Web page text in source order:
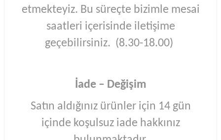
etmekteyiz. Bu süreçte bizimle mesai
saatleri içerisinde iletişime
geçebilirsiniz. (8.30-18.00)
İade – Değişim
Satın aldığınız ürünler için 14 gün
içinde koşulsuz iade hakkınız